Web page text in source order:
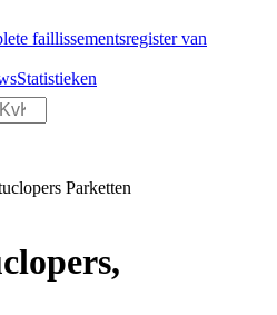
faillissementsregister van
Statistieken
Parketten